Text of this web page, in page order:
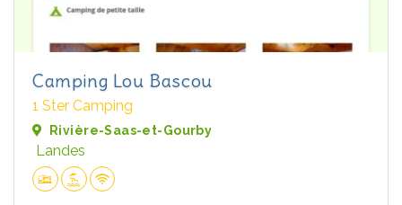
Camping Lou Bascou
1 Ster Camping
Rivière-Saas-et-Gourby
Landes